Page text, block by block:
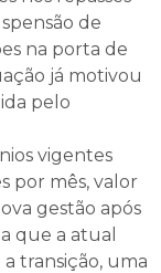
de
na porta de
já motivou
pelo
vigentes
por mês, valor
gestão após
que a atual
transição, uma